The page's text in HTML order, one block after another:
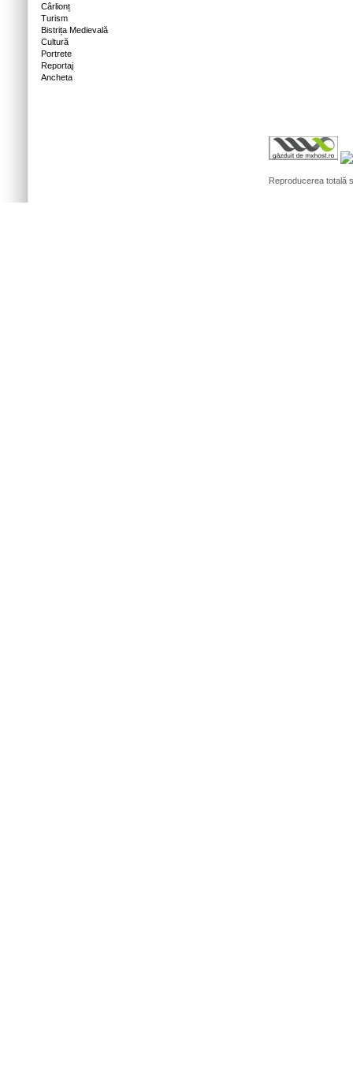
Cârlionț
Turism
Bistrița Medievală
Cultură
Portrete
Reportaj
Ancheta
Reproducerea totală